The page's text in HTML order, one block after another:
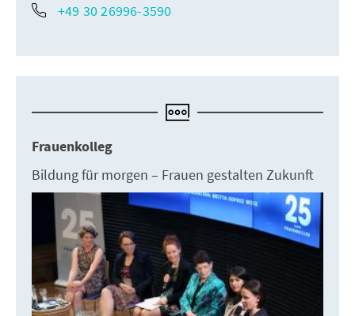
+49 30 26996-3590
Frauenkolleg
Bildung für morgen – Frauen gestalten Zukunft